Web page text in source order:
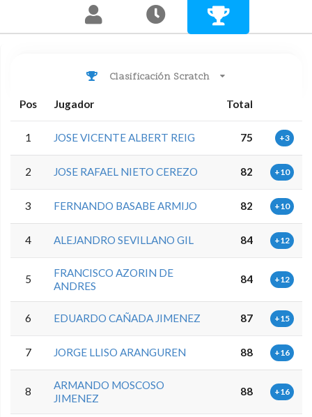
Clasificación Scratch
Pos Jugador Total
1 JOSE VICENTE ALBERT REIG 75 +3
2 JOSE RAFAEL NIETO CEREZO 82 +10
3 FERNANDO BASABE ARMIJO 82 +10
4 ALEJANDRO SEVILLANO GIL 84 +12
5
FRANCISCO AZORIN DE
ANDRES
84 +12
6 EDUARDO CAÑADA JIMENEZ 87 +15
7 JORGE LLISO ARANGUREN 88 +16
8
ARMANDO MOSCOSO
JIMENEZ
88 +16